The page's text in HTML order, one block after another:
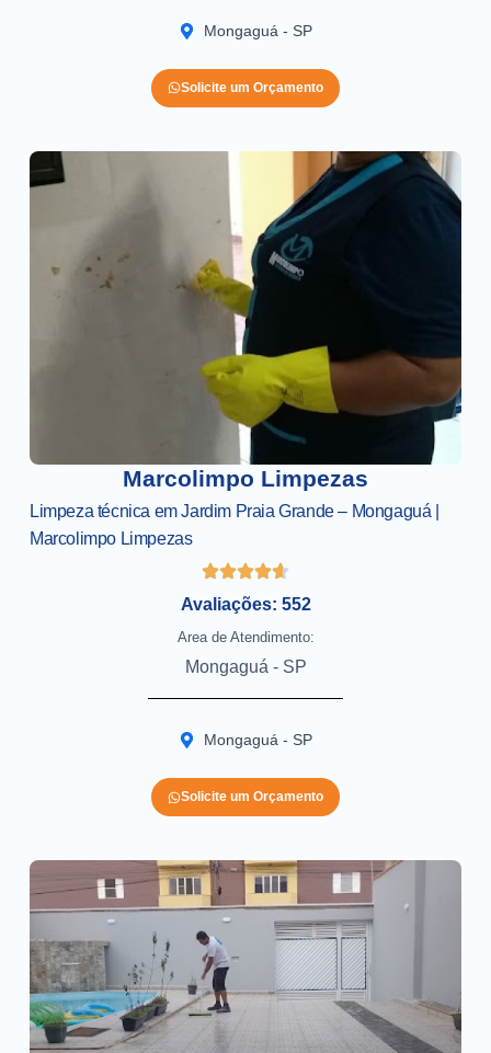
Mongaguá - SP
Solicite um Orçamento
Marcolimpo Limpezas
Limpeza técnica em Jardim Praia Grande – Mongaguá |
Marcolimpo Limpezas
Avaliações: 552
Area de Atendimento:
Mongaguá - SP
Mongaguá - SP
Solicite um Orçamento